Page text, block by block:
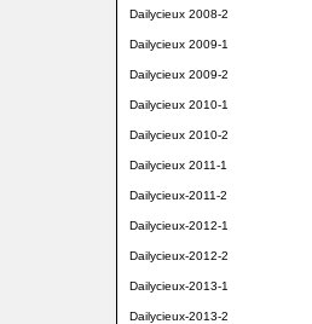
Dailycieux 2008-2
Dailycieux 2009-1
Dailycieux 2009-2
Dailycieux 2010-1
Dailycieux 2010-2
Dailycieux 2011-1
Dailycieux-2011-2
Dailycieux-2012-1
Dailycieux-2012-2
Dailycieux-2013-1
Dailycieux-2013-2